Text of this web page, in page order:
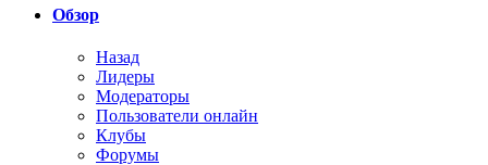
Обзор
Назад
Лидеры
Модераторы
Пользователи онлайн
Клубы
Форумы